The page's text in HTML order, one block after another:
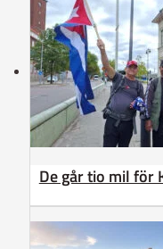
De går tio mil för